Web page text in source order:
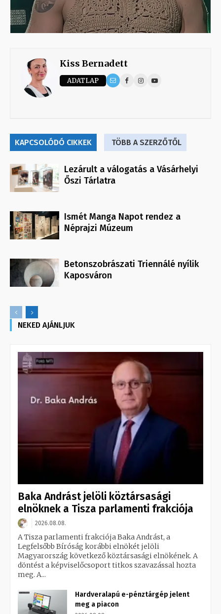
Kiss Bernadett
ADATLAP
KAPCSOLÓDÓ CIKKEK TÖBB A SZERZŐTŐL
Lezárult a válogatás a Vásárhelyi
Őszi Tárlatra
Ismét Manga Napot rendez a
Néprajzi Múzeum
Betonszobrászati Triennálé nyílik
Kaposváron
NEKED AJÁNLJUK
Baka Andrást jelöli köztársasági
elnöknek a Tisza parlamenti frakciója
2026.08.08.
A Tisza parlamenti frakciója Baka Andrást, a
Legfelsőbb Bíróság korábbi elnökét jelöli
Magyarország következő köztársasági elnökének. A
döntést a képviselőcsoport titkos szavazással hozta
meg. A...
Hardveralapú e-pénztárgép jelent
meg a piacon